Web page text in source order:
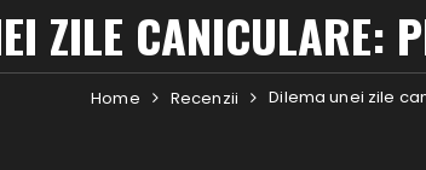
ZILE CANICULARE:
Home Recenzii Dilema unei zile